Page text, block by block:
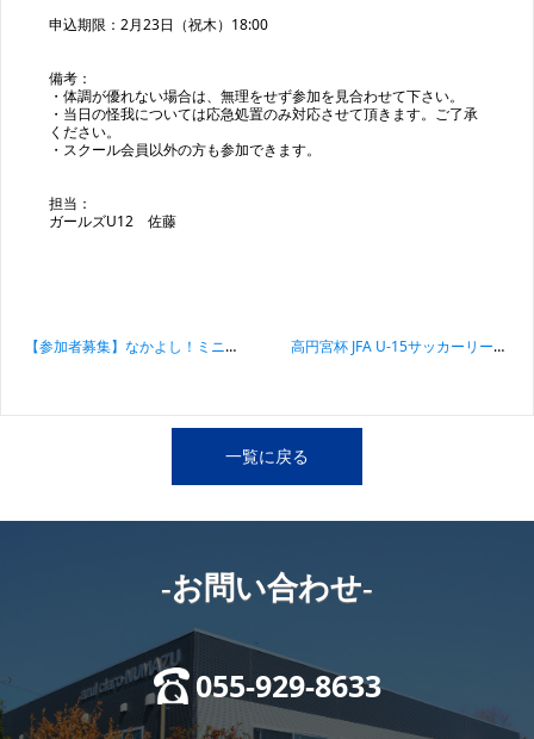
申込期限：2月23日（祝木）18:00
備考：
・体調が優れない場合は、無理をせず参加を見合わせて下さい。
・当日の怪我については応急処置のみ対応させて頂きます。ご了承
ください。
・スクール会員以外の方も参加できます。
担当：
ガールズU12 佐藤
【参加者募集】なかよし！ミニミニサッカー大会（スポーツ振興くじ助成事業） 高円宮杯 JFA U-15サッカーリーグ2023静岡 第1節 アスルクラロ沼津U15試合結果
一覧に戻る
-お問い合わせ-
055-929-8633